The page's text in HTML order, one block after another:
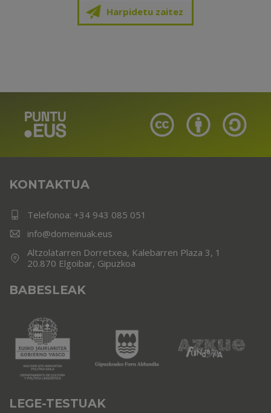
Harpidetu zaitez
KONTAKTUA
Telefonoa: +34 943 085 051
info@domeinuak.eus
Altzolatarren Dorretxea, Kalebarren Plaza 3, 1
20.870 Elgoibar, Gipuzkoa
BABESLEAK
LEGE-TESTUAK